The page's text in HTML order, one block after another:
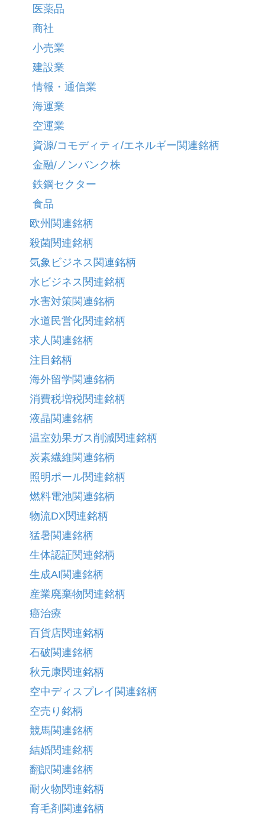
医薬品
商社
小売業
建設業
情報・通信業
海運業
空運業
資源/コモディティ/エネルギー関連銘柄
金融/ノンバンク株
鉄鋼セクター
食品
欧州関連銘柄
殺菌関連銘柄
気象ビジネス関連銘柄
水ビジネス関連銘柄
水害対策関連銘柄
水道民営化関連銘柄
求人関連銘柄
注目銘柄
海外留学関連銘柄
消費税増税関連銘柄
液晶関連銘柄
温室効果ガス削減関連銘柄
炭素繊維関連銘柄
照明ポール関連銘柄
燃料電池関連銘柄
物流DX関連銘柄
猛暑関連銘柄
生体認証関連銘柄
生成AI関連銘柄
産業廃棄物関連銘柄
癌治療
百貨店関連銘柄
石破関連銘柄
秋元康関連銘柄
空中ディスプレイ関連銘柄
空売り銘柄
競馬関連銘柄
結婚関連銘柄
翻訳関連銘柄
耐火物関連銘柄
育毛剤関連銘柄